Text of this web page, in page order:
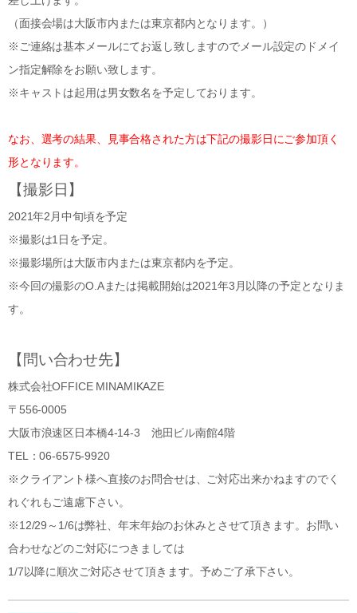
（面接会場は大阪市内または東京都内となります。）
※ご連絡は基本メールにてお返し致しますのでメール設定のドメイ
ン指定解除をお願い致します。
※キャストは起用は男女数名を予定しております。
なお、選考の結果、見事合格された方は下記の撮影日にご参加頂く
形となります。
【撮影日】
2021年2月中旬頃を予定
※撮影は1日を予定。
※撮影場所は大阪市内または東京都内を予定。
※今回の撮影のO.Aまたは掲載開始は2021年3月以降の予定となりま
す。
【問い合わせ先】
株式会社OFFICE MINAMIKAZE
〒556-0005
大阪市浪速区日本橋4-14-3 池田ビル南館4階
TEL：06-6575-9920
※クライアント様へ直接のお問合せは、ご対応出来かねますのでく
れぐれもご遠慮下さい。
※12/29～1/6は弊社、年末年始のお休みとさせて頂きます。お問い
合わせなどのご対応につきましては
1/7以降に順次ご対応させて頂きます。予めご了承下さい。